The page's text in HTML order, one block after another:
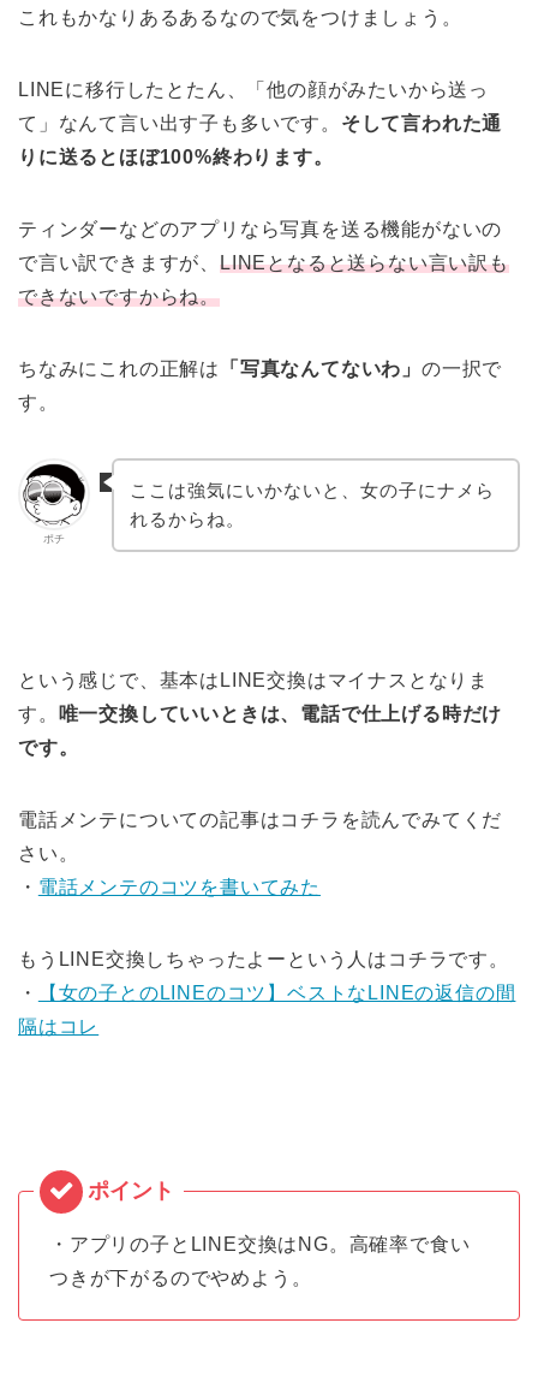
これもかなりあるあるなので気をつけましょう。
LINEに移行したとたん、「他の顔がみたいから送っ
て」なんて言い出す子も多いです。 そして言われた通
りに送るとほぼ100%終わります。
ティンダーなどのアプリなら写真を送る機能がないの
で言い訳できますが、 LINEとなると送らない言い訳も
できないですからね。
ちなみにこれの正解は 「写真なんてないわ」 の一択で
す。
ポチ
ここは強気にいかないと、女の子にナメら
れるからね。
という感じで、基本はLINE交換はマイナスとなりま
す。
唯一交換していいときは、電話で仕上げる時だけ
です。
電話メンテについての記事はコチラを読んでみてくだ
さい。
・ 電話メンテのコツを書いてみた
もうLINE交換しちゃったよーという人はコチラです。
・
【女の子とのLINEのコツ】ベストなLINEの返信の間
隔はコレ
・アプリの子とLINE交換はNG。高確率で食い
つきが下がるのでやめよう。